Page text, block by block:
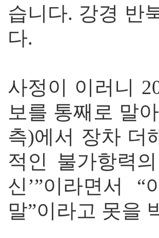
습니다. 강경 반
다.
사정이 이러니
보를 통째로 말
측)에서 장차 더
적인 불가항력
신’”이라면서
말”이라고 못을